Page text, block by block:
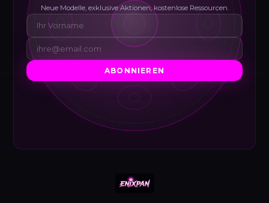
Neue Modelle, exklusive Aktionen, kostenlose Ressourcen.
ABONNIEREN